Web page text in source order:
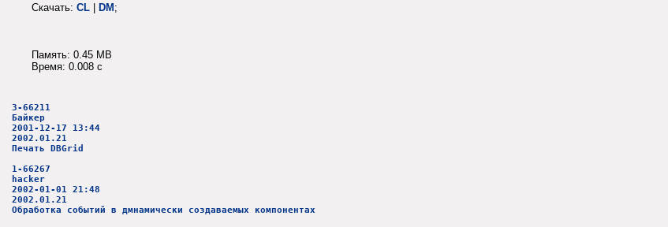
Скачать: CL | DM;
Память: 0.45 MB
Время: 0.008 c
3-66211
Байкер
2001-12-17 13:44
2002.01.21
Печать DBGrid
1-66267
hacker
2002-01-01 21:48
2002.01.21
Обработка событий в дмнамически создаваемых компонентах